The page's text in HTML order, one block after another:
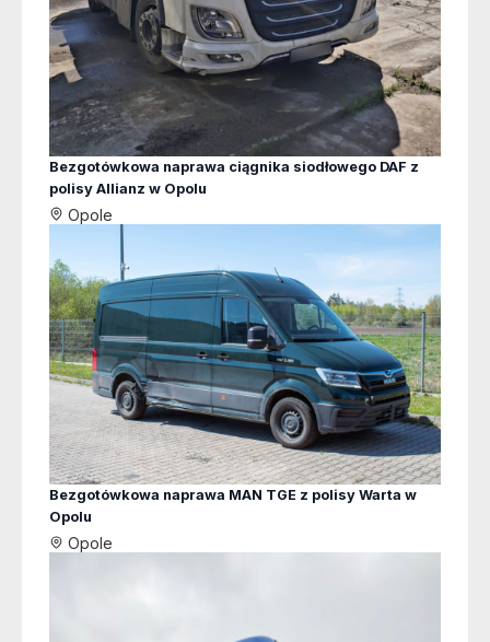
Bezgotówkowa naprawa ciągnika siodłowego DAF z
polisy Allianz w Opolu
Opole
Bezgotówkowa naprawa MAN TGE z polisy Warta w
Opolu
Opole